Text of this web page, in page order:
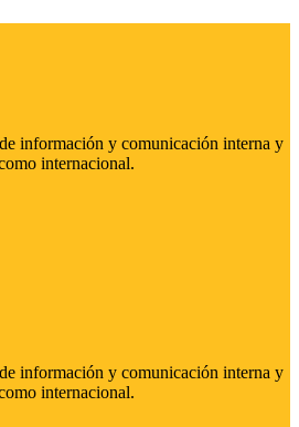
información y comunicación interna y
internacional.
información y comunicación interna y
internacional.